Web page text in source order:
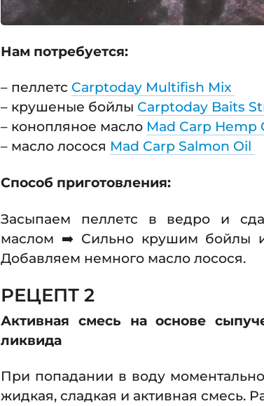
Нам потребуется:
– пеллетс Carptoday Multifish Mix
– крушеные бойлы Carptoday Baits
– конопляное масло Mad Carp Hemp
– масло лосося Mad Carp Salmon Oil
Способ приготовления:
Засыпаем пеллетс в ведро и
маслом ➡️ Сильно крушим бойлы
Добавляем немного масло лосося.
РЕЦЕПТ 2
Активная смесь на основе
ликвида
При попадании в воду
жидкая, сладкая и активная смесь.